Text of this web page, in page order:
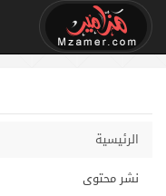
الرئيسية
نشر محتوى